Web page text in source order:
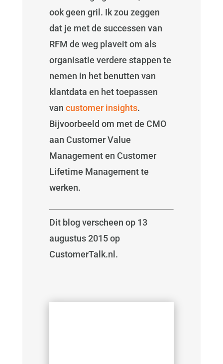
ook geen gril. Ik zou zeggen
dat je met de successen van
RFM de weg plaveit om als
organisatie verdere stappen te
nemen in het benutten van
klantdata en het toepassen
van customer insights.
Bijvoorbeeld om met de CMO
aan Customer Value
Management en Customer
Lifetime Management te
werken.
Dit blog verscheen op 13
augustus 2015 op
CustomerTalk.nl.